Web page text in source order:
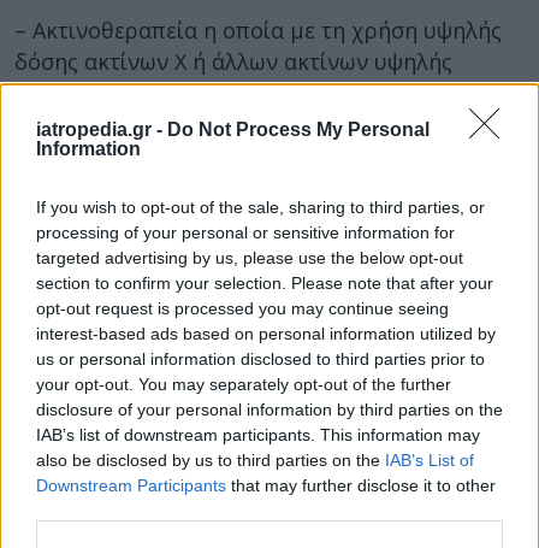
iatropedia.gr - Do Not Process My Personal
Information
If you wish to opt-out of the sale, sharing to third parties, or
processing of your personal or sensitive information for
targeted advertising by us, please use the below opt-out
section to confirm your selection. Please note that after your
opt-out request is processed you may continue seeing
interest-based ads based on personal information utilized by
us or personal information disclosed to third parties prior to
your opt-out. You may separately opt-out of the further
disclosure of your personal information by third parties on the
IAB’s list of downstream participants. This information may
also be disclosed by us to third parties on the IAB’s List of
Downstream Participants that may further disclose it to other
– Ακτινοθεραπεία η οποία με τη χρήση υψηλής
δόσης ακτίνων Χ ή άλλων ακτίνων υψηλής
ενέργειας μπορεί να χρησιμοποιηθεί μετά από
την χειρουργική επέμβαση για την πρόληψη
υποτροπής. Η ακτινοθεραπεία χρησιμοποιείται
– Χημειοθεραπεία η οποία χρησιμοποιεί
φάρμακα, όπως η σισπλατίνη, μπλεομυκίνη και
ετοποσίδη που δρούν έναντι των καρκινικών
κυττάρων και η οποία έχει βελτιώσει σημαντικά
την επιβίωση σε ασθενείς και με τους δύο
τύπους καρκίνου όρχεων.
Η αντιμετώπιση του καρκίνου των όρχεων με τα
υψηλά ποσοστά ίασης αποκτά ιδιαίτερη σημασία
λόγω της ηλικιακής ομάδας των ασθενών που
αφορά. Για την επίτευξή της απαιτείται η